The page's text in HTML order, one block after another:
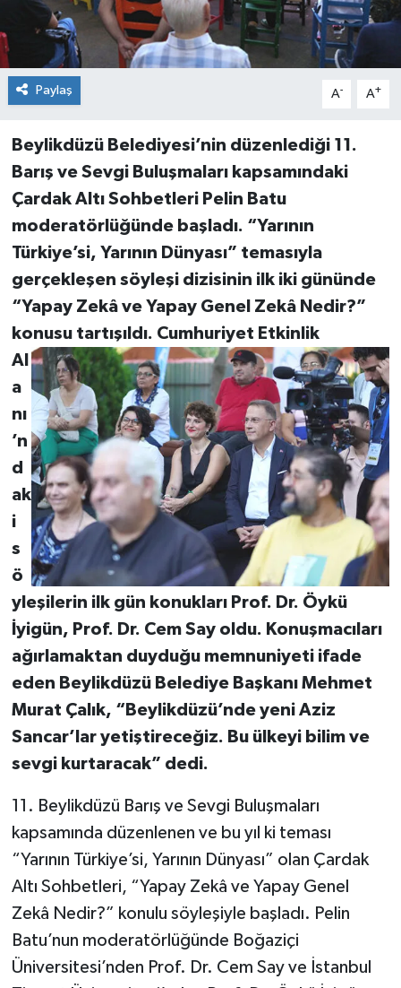
Paylaş A- A+
Beylikdüzü Belediyesi’nin düzenlediği 11.
Barış ve Sevgi Buluşmaları kapsamındaki
Çardak Altı Sohbetleri Pelin Batu
moderatörlüğünde başladı. “Yarının
Türkiye’si, Yarının Dünyası” temasıyla
gerçekleşen söyleşi dizisinin ilk iki gününde
“Yapay Zekâ ve Yapay Genel Zekâ Nedir?”
konusutartışıldı. Cumhuriyet Etkinlik
Al
a
nı
’n
d
ak
i
s
ö
yleşilerin ilk gün konukları Prof. Dr. Öykü
İyigün, Prof. Dr. Cem Say oldu. Konuşmacıları
ağırlamaktan duyduğu memnuniyeti ifade
eden Beylikdüzü Belediye Başkanı Mehmet
Murat Çalık, “Beylikdüzü’nde yeni Aziz
Sancar’lar yetiştireceğiz. Bu ülkeyi bilim ve
sevgi kurtaracak” dedi.
11. Beylikdüzü Barış ve Sevgi Buluşmaları
kapsamında düzenlenen ve bu yıl ki teması
“Yarının Türkiye’si, Yarının Dünyası” olan Çardak
Altı Sohbetleri, “Yapay Zekâ ve Yapay Genel
Zekâ Nedir?” konulu söyleşiyle başladı. Pelin
Batu’nun moderatörlüğünde Boğaziçi
Üniversitesi’nden Prof. Dr. Cem Say ve İstanbul